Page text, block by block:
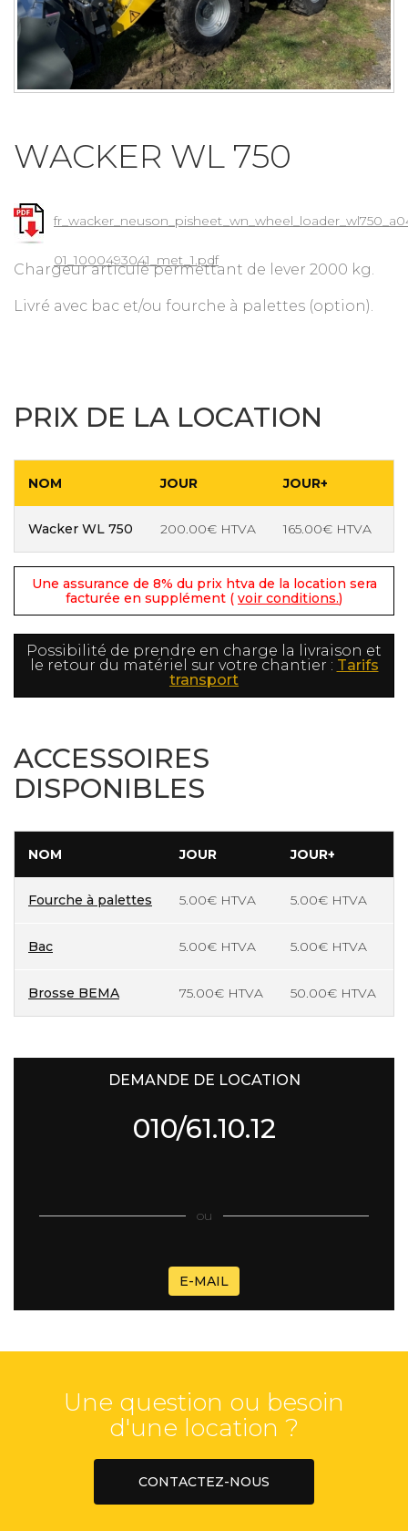
WACKER WL 750
01_1000493041_met_1.pdf
Chargeur articulé permettant de lever 2000 kg.
Livré avec bac et/ou fourche à palettes (option).
PRIX DE LA LOCATION
NOM JOUR JOUR+
Wacker WL 750 200.00€ HTVA 165.00€ HTVA
Une assurance de 8% du prix htva de la location sera
facturée en supplément ( voir conditions.)
Possibilité de prendre en charge la livraison et
le retour du matériel sur votre chantier : Tarifs
transport
ACCESSOIRES
DISPONIBLES
NOM JOUR JOUR+
Fourche à palettes 5.00€ HTVA 5.00€ HTVA
Bac 5.00€ HTVA 5.00€ HTVA
Brosse BEMA 75.00€ HTVA 50.00€ HTVA
DEMANDE DE LOCATION
010/61.10.12
ou
E-MAIL
Une question ou besoin
d'une location ?
CONTACTEZ-NOUS